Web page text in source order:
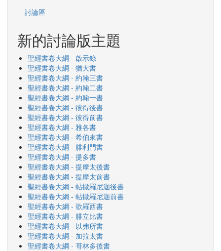
討論區
新的討論版主題
聖經書卷大綱 - 啟示錄
聖經書卷大綱 - 猶大書
聖經書卷大綱 - 約翰三書
聖經書卷大綱 - 約翰二書
聖經書卷大綱 - 約翰一書
聖經書卷大綱 - 彼得後書
聖經書卷大綱 - 彼得前書
聖經書卷大綱 - 雅各書
聖經書卷大綱 - 希伯來書
聖經書卷大綱 - 腓利門書
聖經書卷大綱 - 提多書
聖經書卷大綱 - 提摩太後書
聖經書卷大綱 - 提摩太前書
聖經書卷大綱 - 帖撒羅尼迦後書
聖經書卷大綱 - 帖撒羅尼迦前書
聖經書卷大綱 - 歌羅西書
聖經書卷大綱 - 腓立比書
聖經書卷大綱 - 以弗所書
聖經書卷大綱 - 加拉太書
聖經書卷大綱 - 哥林多後書